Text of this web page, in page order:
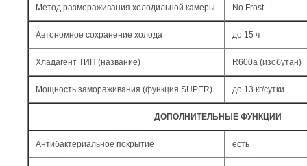
Метод размораживания холодильной камеры No Frost
Автономное сохранение холода до 15 ч
Хладагент ТИП (название) R600a (изобутан)
Мощность замораживания (функция SUPER) до 13 кг/cутки
ДОПОЛНИТЕЛЬНЫЕ ФУНКЦИИ
Антибактериальное покрытие есть